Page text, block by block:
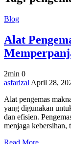
Blog
Alat
2min 0
on
Pengemas
Makanan
untuk
Memperpanjang
asfarizal April 28,
Alat pengemas
yang digunakan
dan efisien.
menjaga
Read More